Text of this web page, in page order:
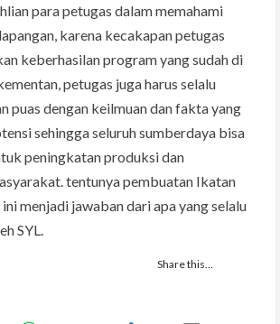
para petugas dalam memahami
karena kecakapan petugas
keberhasilan program yang sudah di
petugas juga harus selalu
puas dengan keilmuan dan fakta yang
sehingga seluruh sumberdaya bisa
peningkatan produksi dan
tentunya pembuatan Ikatan
menjadi jawaban dari apa yang selalu
SYL.
Share this…